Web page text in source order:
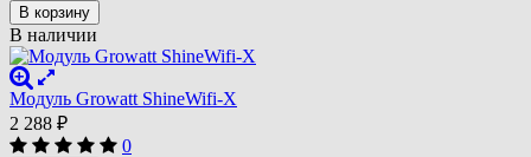
В корзину
В наличии
Модуль Growatt ShineWifi-X
2 288 ₽
0